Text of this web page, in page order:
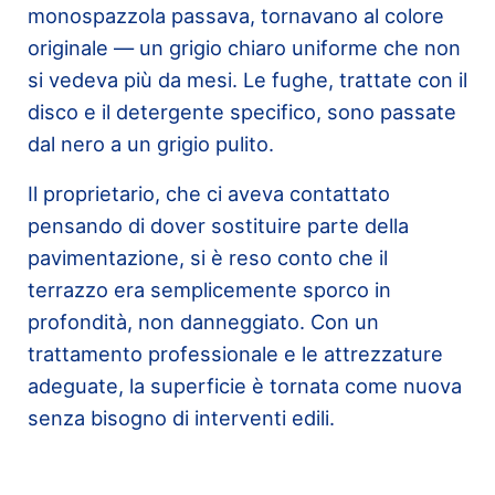
monospazzola passava, tornavano al colore
originale — un grigio chiaro uniforme che non
si vedeva più da mesi. Le fughe, trattate con il
disco e il detergente specifico, sono passate
dal nero a un grigio pulito.
Il proprietario, che ci aveva contattato
pensando di dover sostituire parte della
pavimentazione, si è reso conto che il
terrazzo era semplicemente sporco in
profondità, non danneggiato. Con un
trattamento professionale e le attrezzature
adeguate, la superficie è tornata come nuova
senza bisogno di interventi edili.